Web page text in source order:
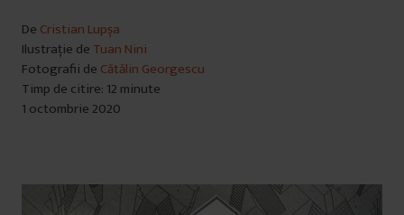
De Cristian Lupșa
Ilustrație de Tuan Nini
Fotografii de Cătălin Georgescu
Timp de citire: 12 minute
1 octombrie 2020